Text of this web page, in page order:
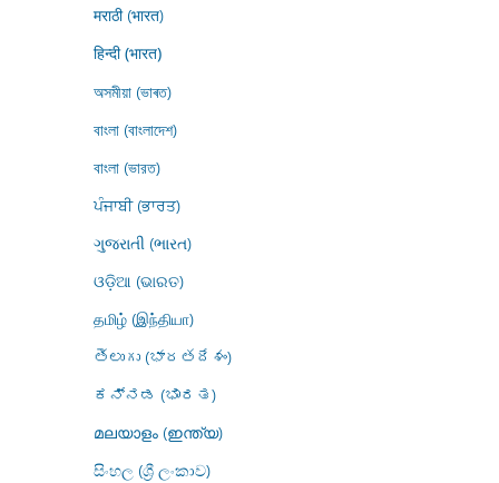
मराठी (भारत)
हिन्दी (भारत)
অসমীয়া (ভাৰত)
বাংলা (বাংলাদেশ)
বাংলা (ভারত)
ਪੰਜਾਬੀ (ਭਾਰਤ)
ગુજરાતી (ભારત)
ଓଡ଼ିଆ (ଭାରତ)
தமிழ் (இந்தியா)
తెలుగు (భారతదేశం)
ಕನ್ನಡ (ಭಾರತ)
മലയാളം (ഇന്ത്യ)
සිංහල (ශ්‍රී ලංකාව)